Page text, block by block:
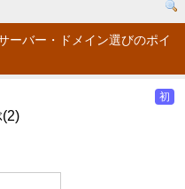
ーバー・ドメイン選びのポイ
初